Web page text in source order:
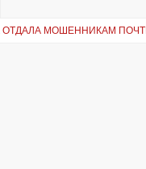
МОШЕННИКАМ